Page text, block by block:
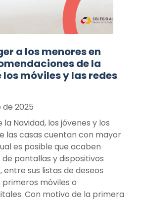
a los menores en
de la
móviles y las redes
2025
Navidad, los jóvenes y los
las casas cuentan con mayor
es posible que acaben
pantallas y dispositivos
entre sus listas de deseos
móviles o
Con motivo de la primera